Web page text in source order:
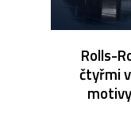
Rolls-
čtyřmi